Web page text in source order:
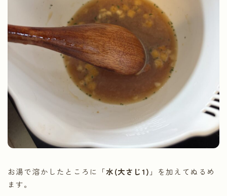
お湯で溶かしたところに「水(大さじ1) 」を加えてぬるめ
ます。